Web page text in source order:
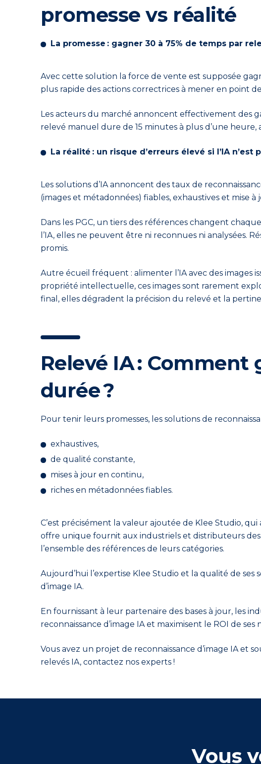
promesse vs réalité
La promesse : gagner 30 à 75% de temps par
Avec cette solution la force de vente est supposée
plus rapide des actions correctrices à mener en point
Les acteurs du marché annoncent effectivement des
relevé manuel dure de 15 minutes à plus d’une
La réalité : un risque d’erreurs élevé si l’IA
Les solutions d’IA annoncent des taux de
(images et métadonnées) fiables, exhaustives et mise
Dans les PGC, un tiers des références changent
l’IA, elles ne peuvent être ni reconnues ni analysées.
promis.
Autre écueil fréquent : alimenter l’IA avec des images
propriété intellectuelle, ces images sont rarement
final, elles dégradent la précision du relevé et la
Relevé IA :
durée ?
Pour tenir leurs promesses, les solutions de
exhaustives,
de qualité constante,
mises à jour en continu,
riches en métadonnées fiables.
C’est précisément la valeur ajoutée de Klee Studio,
offre unique fournit aux industriels et distributeurs
l’ensemble des références de leurs catégories.
Aujourd’hui l’expertise Klee Studio et la qualité de
d’image IA.
En fournissant à leur partenaire des bases à jour, les
reconnaissance d’image IA et maximisent le ROI de ses
Vous avez un projet de reconnaissance d’image IA et
relevés IA, contactez nos experts !
Vous